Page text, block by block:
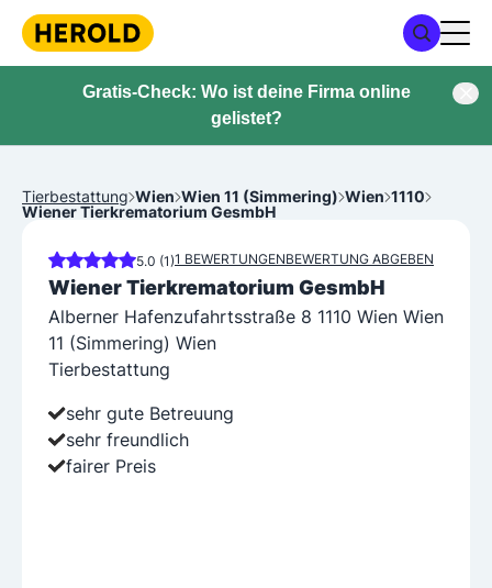
Gratis-Check: Wo ist deine Firma online
gelistet?
Tierbestattung Wien Wien 11 (Simmering) Wien 1110
Wiener Tierkrematorium GesmbH
5.0 (1)1 BEWERTUNGENBEWERTUNG ABGEBEN
Wiener Tierkrematorium GesmbH
Alberner Hafenzufahrtsstraße 8 1110 Wien Wien
11 (Simmering) Wien
Tierbestattung
sehr gute Betreuung
sehr freundlich
fairer Preis